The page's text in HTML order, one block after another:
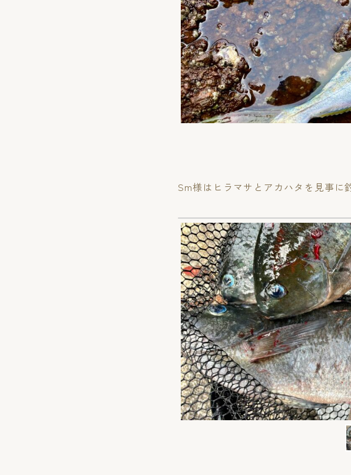
Sm様はヒラマサとアカハタを見事に